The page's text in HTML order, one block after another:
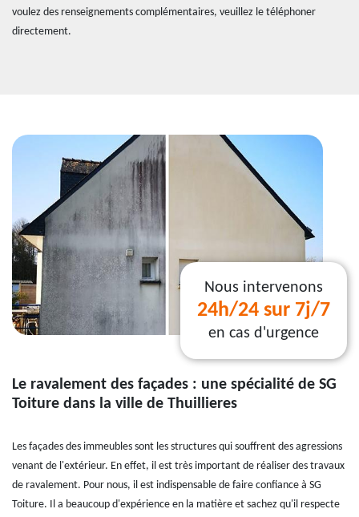
voulez des renseignements complémentaires, veuillez le téléphoner
directement.
Nous intervenons
24h/24 sur 7j/7
en cas d'urgence
Le ravalement des façades : une spécialité de SG
Toiture dans la ville de Thuillieres
Les façades des immeubles sont les structures qui souffrent des agressions
venant de l'extérieur. En effet, il est très important de réaliser des travaux
de ravalement. Pour nous, il est indispensable de faire confiance à SG
Toiture. Il a beaucoup d'expérience en la matière et sachez qu'il respecte